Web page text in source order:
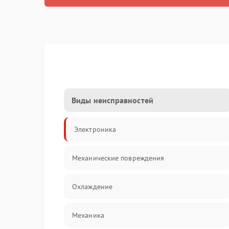
Виды неисправностей
Электроника
Механические повреждения
Охлаждение
Механика